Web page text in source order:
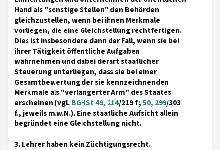
Hand als "sonstige Stellen" den Behörden
gleichzustellen, wenn bei ihnen Merkmale
vorliegen, die eine Gleichstellung rechtfertigen.
Dies ist insbesondere dann der Fall, wenn sie bei
ihrer Tätigkeit öffentliche Aufgaben
wahrnehmen und dabei derart staatlicher
Steuerung unterliegen, dass sie bei einer
Gesamtbewertung der sie kennzeichnenden
Merkmale als "verlängerter Arm" des Staates
erscheinen (vgl.BGHSt 49, 214/219 f.;50, 299/303
f., jeweils m.w.N.). Eine staatliche Aufsicht allein
begründet eine Gleichstellung nicht.
3. Lehrer haben kein Züchtigungsrecht.